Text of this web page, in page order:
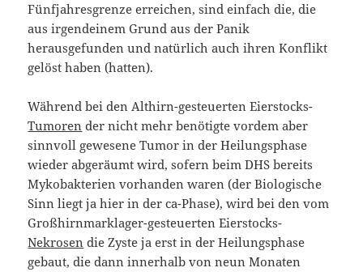
Fünfjahresgrenze erreichen, sind einfach die, die
aus irgendeinem Grund aus der Panik
herausgefunden und natürlich auch ihren Konflikt
gelöst haben (hatten).
Während bei den Althirn-gesteuerten Eierstocks-
Tumoren der nicht mehr benötigte vordem aber
sinnvoll gewesene Tumor in der Heilungsphase
wieder abgeräumt wird, sofern beim DHS bereits
Mykobakterien vorhanden waren (der Biologische
Sinn liegt ja hier in der ca-Phase), wird bei den vom
Großhirnmarklager-gesteuerten Eierstocks-
Nekrosen die Zyste ja erst in der Heilungsphase
gebaut, die dann innerhalb von neun Monaten